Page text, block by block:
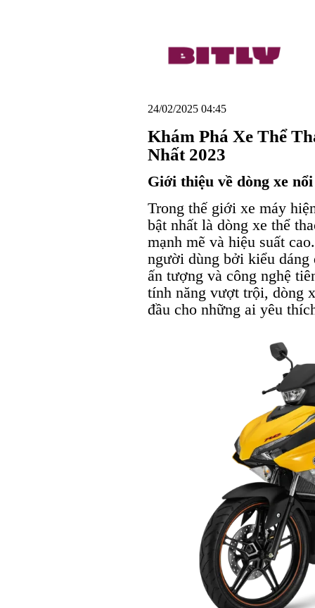
24/02/2025 04:45
Khám Phá Xe Thể
Nhất 2023
Giới thiệu về dòng xe
Trong thế giới xe máy
bật nhất là dòng xe thể
mạnh mẽ và hiệu suất
người dùng bởi kiểu dáng
ấn tượng và công nghệ
tính năng vượt trội, dòng
đầu cho những ai yêu